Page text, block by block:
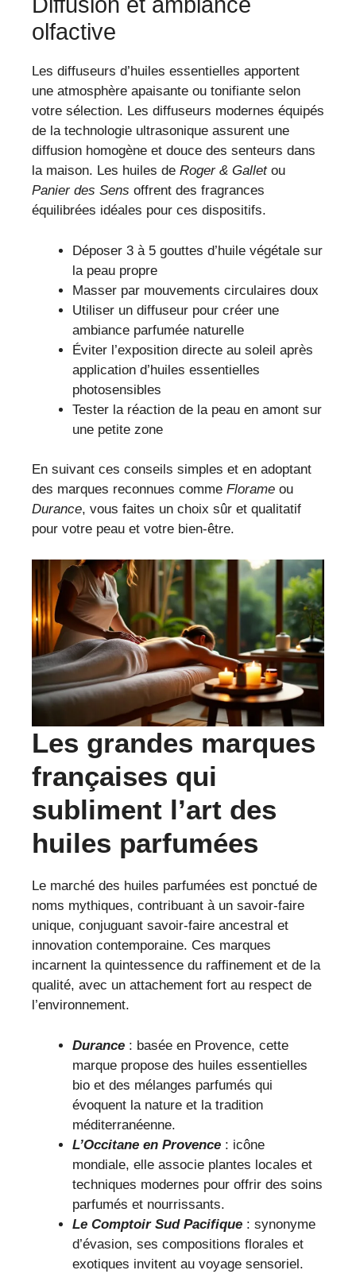
olfactive
Les diffuseurs d’huiles essentielles apportent
une atmosphère apaisante ou tonifiante selon
votre sélection. Les diffuseurs modernes équipés
de la technologie ultrasonique assurent une
diffusion homogène et douce des senteurs dans
la maison. Les huiles de Roger & Galletou
Panier des Sens offrent des fragrances
équilibrées idéales pour ces dispositifs.
Déposer 3 à 5 gouttes d’huile végétale sur
la peau propre
Masser par mouvements circulaires doux
Utiliser un diffuseur pour créer une
ambiance parfumée naturelle
Éviter l’exposition directe au soleil après
application d’huiles essentielles
photosensibles
Tester la réaction de la peau en amont sur
une petite zone
En suivant ces conseils simples et en adoptant
des marques reconnues comme Florame ou
Durance, vous faites un choix sûr et qualitatif
pour votre peau et votre bien-être.
Les grandes marques
françaises qui
subliment l’art des
huiles parfumées
Le marché des huiles parfumées est ponctué de
noms mythiques, contribuant à un savoir-faire
unique, conjuguant savoir-faire ancestral et
innovation contemporaine. Ces marques
incarnent la quintessence du raffinement et de la
qualité, avec un attachement fort au respect de
l’environnement.
Durance : basée en Provence, cette
marque propose des huiles essentielles
bio et des mélanges parfumés qui
évoquent la nature et la tradition
méditerranéenne.
L’Occitane en Provence : icône
mondiale, elle associe plantes locales et
techniques modernes pour offrir des soins
parfumés et nourrissants.
Le Comptoir Sud Pacifique : synonyme
d’évasion, ses compositions florales et
exotiques invitent au voyage sensoriel.